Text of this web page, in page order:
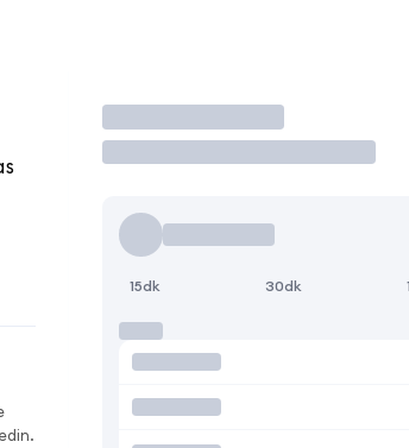
İşlem Yap
15dk 30dk